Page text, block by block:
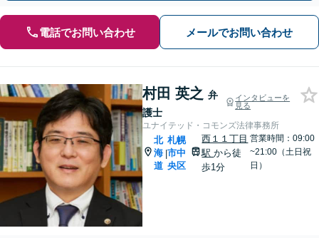
電話でお問い合わせ メールでお問い合わせ
村田 英之 弁
護士
インタビューを
見る
ユナイテッド・コモンズ法律事務所
北
海
道
|
札幌
市中
央区
西１１丁目
駅から徒
歩1分
営業時間：09:00
~21:00（土日祝
日）